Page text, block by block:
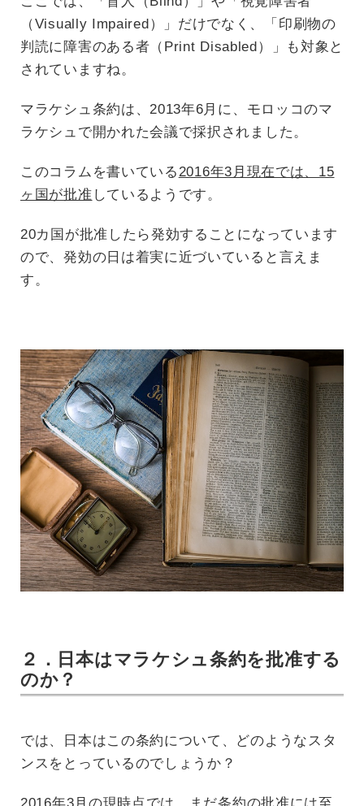
（Visually Impaired）」だけでなく、「印刷物の
判読に障害のある者（Print Disabled）」も対象と
されていますね。
マラケシュ条約は、2013年6月に、モロッコのマ
ラケシュで開かれた会議で採択されました。
このコラムを書いている2016年3月現在では、15
ヶ国が批准 しているようです。
20カ国が批准したら発効することになっています
ので、発効の日は着実に近づいていると言えま
す。
２．日本はマラケシュ条約を批准する
のか？
では、日本はこの条約について、どのようなスタ
ンスをとっているのでしょうか？